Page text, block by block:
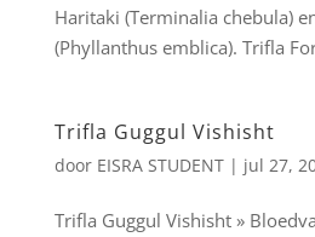
Haritaki (Terminalia chebula)
(Phyllanthus emblica). Trifla
Trifla Guggul Vishisht
door EISRA STUDENT| jul 27,
Trifla Guggul Vishisht »